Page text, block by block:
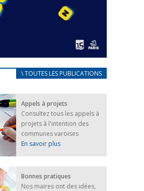
au mieux les réfugiés
en France,...
\ TOUTES LES PUBLICATIONS
Appels à projets
Consultez tous les appels à
projets à l'intention des
communes varoises
En savoir plus
Bonnes pratiques
Nos maires ont des idées,